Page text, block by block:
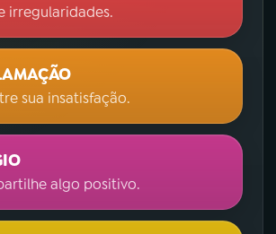
irregularidades.
sua insatisfação.
algo positivo.